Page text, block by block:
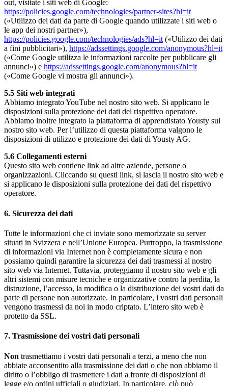
out, visitate i siti web di Google:
https://policies.google.com/technologies/partner-sites?hl=it
(«Utilizzo dei dati da parte di Google quando utilizzate i siti web o
le app dei nostri partner»),
https://policies.google.com/technologies/ads?hl=it(«Utilizzo dei dati
a fini pubblicitari»), https://adssettings.google.com/anonymous?hl=it
(«Come Google utilizza le informazioni raccolte per pubblicare gli
annunci») e https://adssettings.google.com/anonymous?hl=it
(«Come Google vi mostra gli annunci»).
5.5 Siti web integrati
Abbiamo integrato YouTube nel nostro sito web. Si applicano le
disposizioni sulla protezione dei dati del rispettivo operatore.
Abbiamo inoltre integrato la piattaforma di apprendistato Yousty sul
nostro sito web. Per l’utilizzo di questa piattaforma valgono le
disposizioni di utilizzo e protezione dei dati di Yousty AG.
5.6 Collegamenti esterni
Questo sito web contiene link ad altre aziende, persone o
organizzazioni. Cliccando su questi link, si lascia il nostro sito web e
si applicano le disposizioni sulla protezione dei dati del rispettivo
operatore.
6. Sicurezza dei dati
Tutte le informazioni che ci inviate sono memorizzate su server
situati in Svizzera e nell’Unione Europea. Purtroppo, la trasmissione
di informazioni via Internet non è completamente sicura e non
possiamo quindi garantire la sicurezza dei dati trasmessi al nostro
sito web via Internet. Tuttavia, proteggiamo il nostro sito web e gli
altri sistemi con misure tecniche e organizzative contro la perdita, la
distruzione, l’accesso, la modifica o la distribuzione dei vostri dati da
parte di persone non autorizzate. In particolare, i vostri dati personali
vengono trasmessi da noi in modo criptato. L’intero sito web è
protetto da SSL.
7. Trasmissione dei vostri dati personali
Non trasmettiamo i vostri dati personali a terzi, a meno che non
abbiate acconsentito alla trasmissione dei dati o che non abbiamo il
diritto o l’obbligo di trasmettere i dati a fronte di disposizioni di
legge e/o ordini ufficiali o giudiziari. In particolare, ciò può